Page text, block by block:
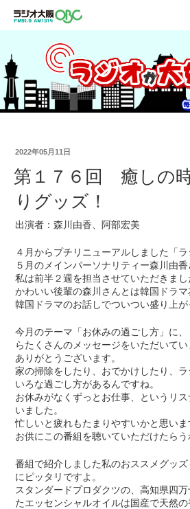
2022年05月11日
第１７６回 癒しの
りグッズ！
出演者：森川由香、阿部宏美
４月からプチリニューアルしました「ラ
５月のメインパーソナリティー森川由香
私は前半２週を担当させていただきまし
かわいい後輩の森川さんとは韓国ドラマ
韓国ドラマのお話しでついつい盛り上が
今月のテーマ「お休みの過ごし方」に
らたくさんのメッセージをいただいてい
ありがとうございます。
家の掃除をしたり、おでかけしたり、
いろな過ごし方があるんですね。
お休みがなくずっとお仕事、というリ
いました。
忙しいと疲れもたまりやすいかと思い
お供にこの番組を聴いていただけたらう
番組で紹介しました私のおススメグッ
にピッタリですよ。
スタンダードプロダクツの、高知県四
たエッセンシャルオイルは国産で天然